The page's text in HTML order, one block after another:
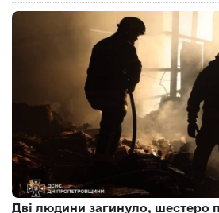
Дві людини загинуло, шестеро